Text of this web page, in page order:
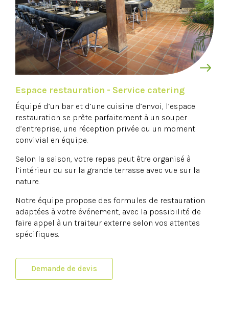
Espace restauration - Service catering
Équipé d’un bar et d’une cuisine d’envoi, l’espace
restauration se prête parfaitement à un souper
d’entreprise, une réception privée ou un moment
convivial en équipe.
Selon la saison, votre repas peut être organisé à
l’intérieur ou sur la grande terrasse avec vue sur la
nature.
Notre équipe propose des formules de restauration
adaptées à votre événement, avec la possibilité de
faire appel à un traiteur externe selon vos attentes
spécifiques.
Demande de devis